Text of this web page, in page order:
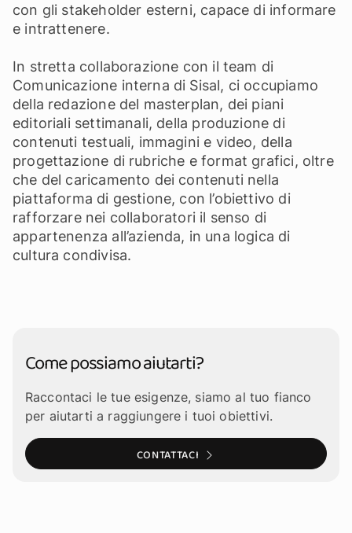
con gli stakeholder esterni, capace di informare
e intrattenere.
In stretta collaborazione con il team di
Comunicazione interna di Sisal, ci occupiamo
della redazione del masterplan, dei piani
editoriali settimanali, della produzione di
contenuti testuali, immagini e video, della
progettazione di rubriche e format grafici, oltre
che del caricamento dei contenuti nella
piattaforma di gestione, con l’obiettivo di
rafforzare nei collaboratori il senso di
appartenenza all’azienda, in una logica di
cultura condivisa.
Come possiamo aiutarti?
Raccontaci le tue esigenze, siamo al tuo fianco
per aiutarti a raggiungere i tuoi obiettivi.
CONTATTACI